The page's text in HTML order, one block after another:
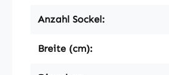
Anzahl Sockel:
Breite (cm):